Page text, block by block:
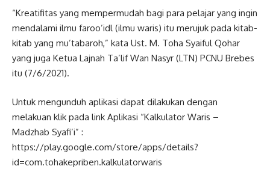
“Kreatifitas yang mempermudah bagi para pelajar yang ingin
mendalami ilmu faroo’idl (ilmu waris) itu merujuk pada kitab-
kitab yang mu’tabaroh,” kata Ust. M. Toha Syaiful Qohar
yang juga Ketua Lajnah Ta’lif Wan Nasyr (LTN) PCNU Brebes
itu (7/6/2021).
Untuk mengunduh aplikasi dapat dilakukan dengan
melakuan klik pada link Aplikasi “Kalkulator Waris –
Madzhab Syafi’i” :
https://play.google.com/store/apps/details?
id=com.tohakepriben.kalkulatorwaris